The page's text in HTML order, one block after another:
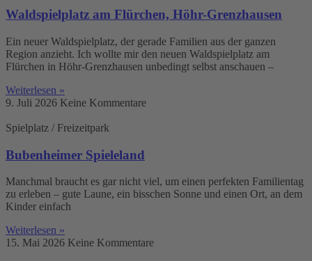
Waldspielplatz am Flürchen, Höhr-Grenzhausen
Ein neuer Waldspielplatz, der gerade Familien aus der ganzen
Region anzieht. Ich wollte mir den neuen Waldspielplatz am
Flürchen in Höhr-Grenzhausen unbedingt selbst anschauen –
Weiterlesen »
9. Juli 2026 Keine Kommentare
Spielplatz / Freizeitpark
Bubenheimer Spieleland
Manchmal braucht es gar nicht viel, um einen perfekten Familientag
zu erleben – gute Laune, ein bisschen Sonne und einen Ort, an dem
Kinder einfach
Weiterlesen »
15. Mai 2026 Keine Kommentare